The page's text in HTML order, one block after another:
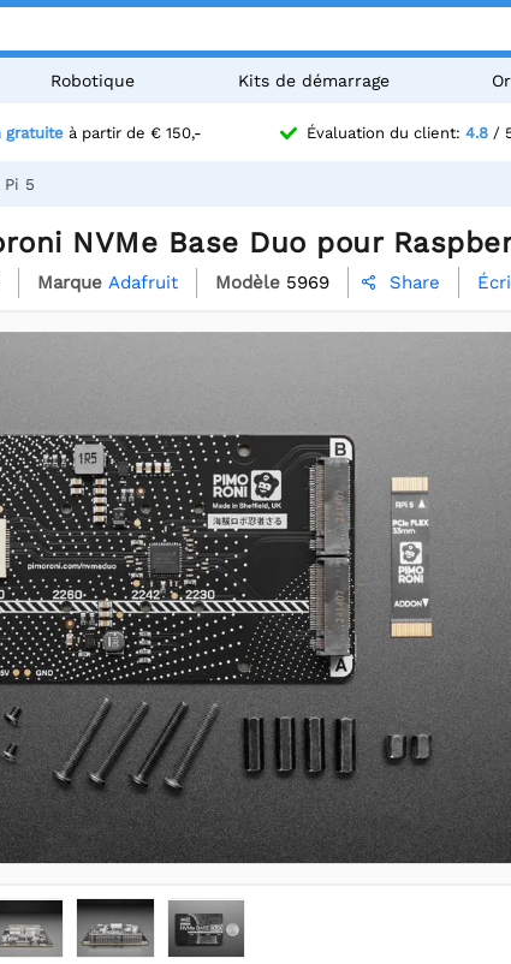
Robotique Kits de démarrage
gratuiteà partir de € 150,- Évaluation du client: 4.8 /
5
NVMe Base Duo pour
Marque Adafruit Modèle 5969  Share